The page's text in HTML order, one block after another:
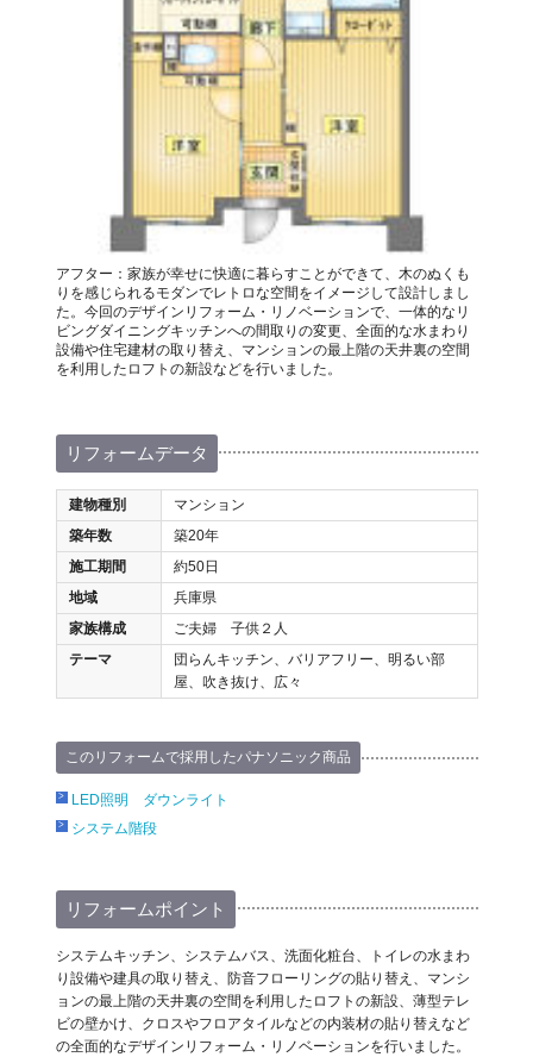
アフター：家族が幸せに快適に暮らすことができて、木のぬくも
りを感じられるモダンでレトロな空間をイメージして設計しまし
た。今回のデザインリフォーム・リノベーションで、一体的なリ
ビングダイニングキッチンへの間取りの変更、全面的な水まわり
設備や住宅建材の取り替え、マンションの最上階の天井裏の空間
を利用したロフトの新設などを行いました。
リフォームデータ
建物種別
マンション
築年数
築20年
施工期間
約50日
地域
兵庫県
家族構成
ご夫婦 子供２人
テーマ
団らんキッチン、バリアフリー、明るい部
屋、吹き抜け、広々
このリフォームで採用したパナソニック商品
LED照明 ダウンライト
システム階段
リフォームポイント
システムキッチン、システムバス、洗面化粧台、トイレの水まわ
り設備や建具の取り替え、防音フローリングの貼り替え、マンシ
ョンの最上階の天井裏の空間を利用したロフトの新設、薄型テレ
ビの壁かけ、クロスやフロアタイルなどの内装材の貼り替えなど
の全面的なデザインリフォーム・リノベーションを行いました。